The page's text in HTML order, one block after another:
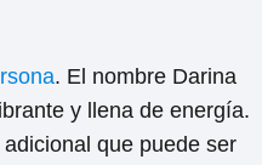
. El nombre Darina
y llena de energía.
que puede ser